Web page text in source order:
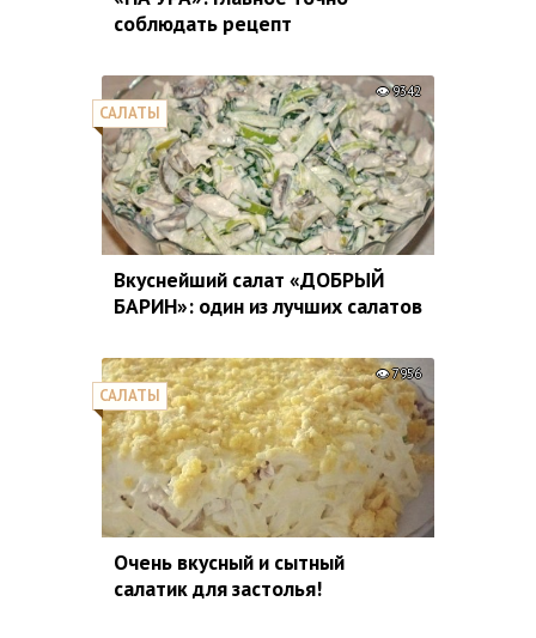
соблюдать рецепт
САЛАТЫ
9342
Вкуснейший салат «ДОБРЫЙ
БАРИН»: один из лучших салатов
САЛАТЫ
7956
Очень вкусный и сытный
салатик для застолья!